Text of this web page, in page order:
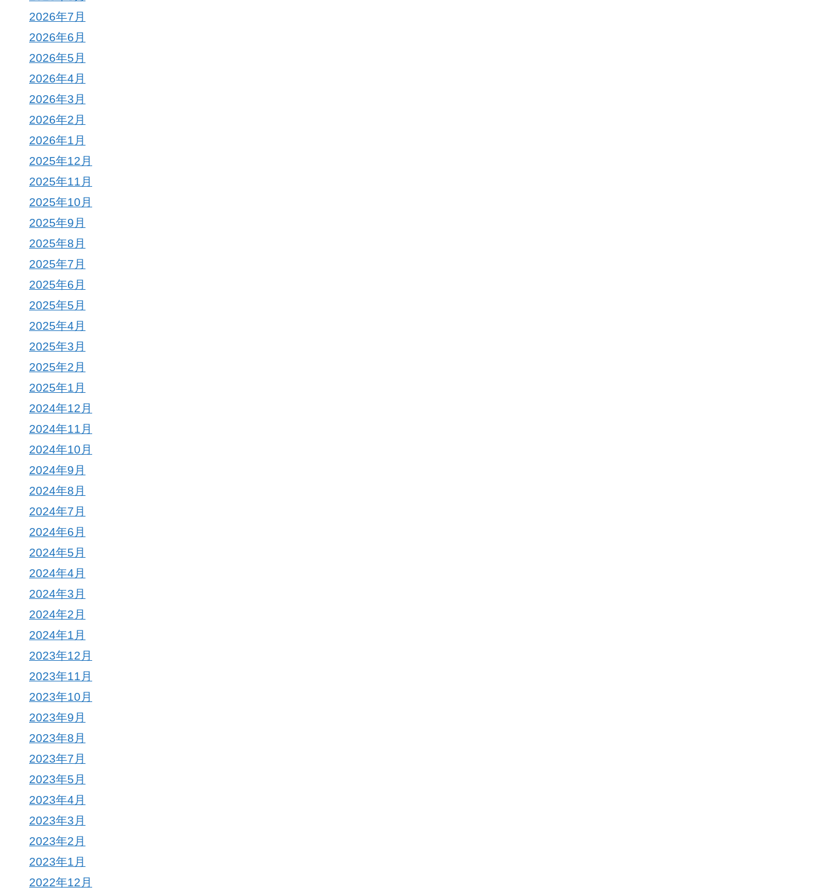
2026年7月
2026年6月
2026年5月
2026年4月
2026年3月
2026年2月
2026年1月
2025年12月
2025年11月
2025年10月
2025年9月
2025年8月
2025年7月
2025年6月
2025年5月
2025年4月
2025年3月
2025年2月
2025年1月
2024年12月
2024年11月
2024年10月
2024年9月
2024年8月
2024年7月
2024年6月
2024年5月
2024年4月
2024年3月
2024年2月
2024年1月
2023年12月
2023年11月
2023年10月
2023年9月
2023年8月
2023年7月
2023年5月
2023年4月
2023年3月
2023年2月
2023年1月
2022年12月